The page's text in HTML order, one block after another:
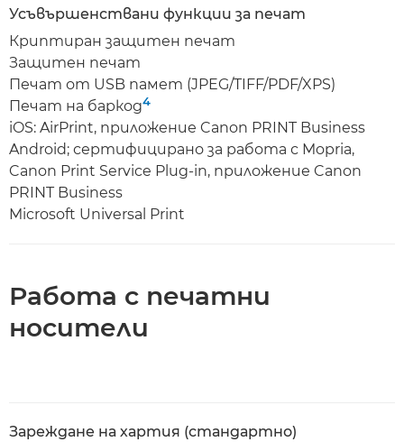
Усъвършенствани функции за печат
Криптиран защитен печат
Защитен печат
Печат от USB памет (JPEG/TIFF/PDF/XPS)
Печат на баркод4
iOS: AirPrint, приложение Canon PRINT Business
Android; сертифицирано за работа с Mopria,
Canon Print Service Plug-in, приложение Canon
PRINT Business
Microsoft Universal Print
Работа с печатни
носители
Зареждане на хартия (стандартно)